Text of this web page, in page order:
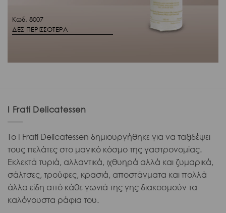
Κωδ. 8007
ΔΕΣ ΠΕΡΙΣΣΟΤΕΡΑ
I Frati Delicatessen
Το I Frati Delicatessen δημιουργήθηκε για να ταξιδέψει
τους πελάτες στο μαγικό κόσμο της γαστρονομίας.
Εκλεκτά τυριά, αλλαντικά, ιχθυηρά αλλά και ζυμαρικά,
σάλτσες, τρούφες, κρασιά, αποστάγματα και πολλά
άλλα είδη από κάθε γωνιά της γης διακοσμούν τα
καλόγουστα ράφια του.